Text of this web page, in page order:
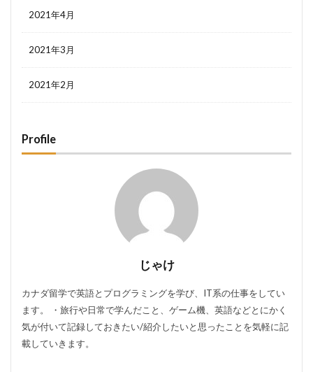
2021年4月
2021年3月
2021年2月
Profile
じゃけ
カナダ留学で英語とプログラミングを学び、IT系の仕事をしてい
ます。 ・旅行や日常で学んだこと、ゲーム機、英語などとにかく
気が付いて記録しておきたい/紹介したいと思ったことを気軽に記
載していきます。